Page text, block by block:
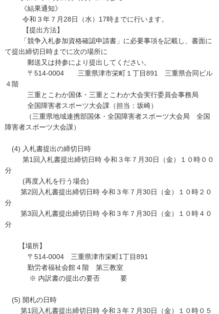
《結果通知》
令和３年７月28日（水）17時までに行います。
【提出方法】
「競争入札参加資格確認申請書」に必要事項を記載し、書面に
て提出締切日時までに次の場所に
郵送又は持参により提出してください。
〒514‐0004 三重県津市栄町１丁目891 三重県合同ビル
４階
三重とこわか国体・三重とこわか大会実行委員会事務局
全国障害者スポーツ大会課（担当：坂崎）
（三重県地域連携部国体・全国障害者スポーツ大会局 全国
障害者スポーツ大会課）
(4) 入札書提出の締切日時
第1回入札書提出締切日時 令和３年７月30日（金）１０時００
分
(再度入札を行う場合)
第2回入札書提出締切日時 令和３年７月30日（金）１０時２０
分
第3回入札書提出締切日時 令和３年７月30日（金）１０時４０
分
【場所】
〒514-0004 三重県津市栄町1丁目891
勤労者福祉会館４階 第三教室
※ 内訳書の提出の要否 要
(5) 開札の日時
第1回入札書提出締切日時 令和３年７月30日（金）１０時０５